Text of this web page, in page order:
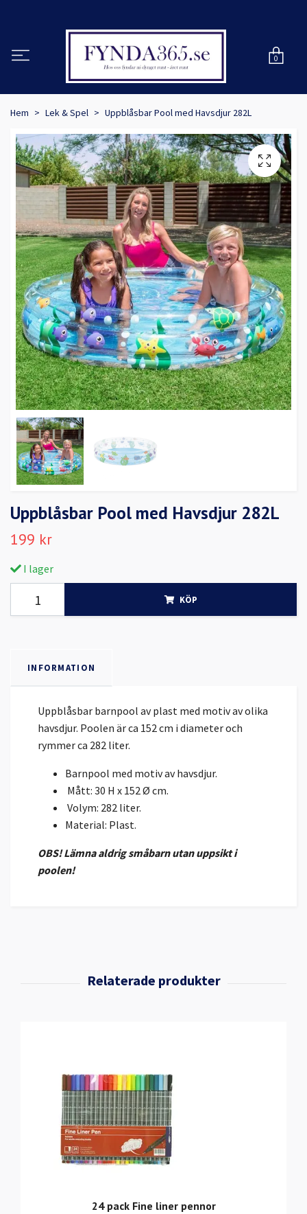
0
Hem Lek & Spel Uppblåsbar Pool med Havsdjur 282L
Uppblåsbar Pool med Havsdjur 282L
199 kr
I lager
KÖP
INFORMATION
Uppblåsbar barnpool av plast med motiv av olika
havsdjur. Poolen är ca 152 cm i diameter och
rymmer ca 282 liter.
Barnpool med motiv av havsdjur.
Mått: 30 H x 152 Ø cm.
Volym: 282 liter.
Material: Plast.
OBS! Lämna aldrig småbarn utan uppsikt i
poolen!
24 pack Fine liner pennor